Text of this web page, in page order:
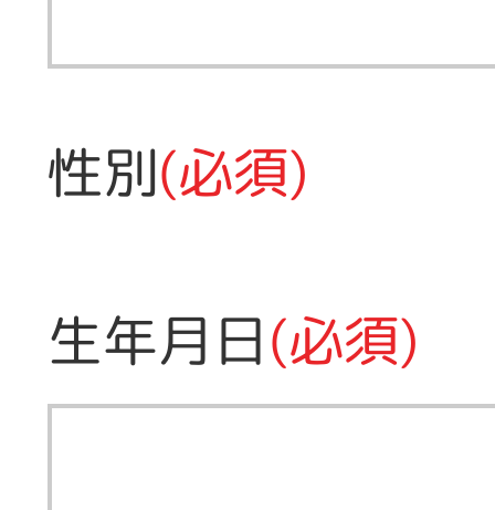
性別(必須)
生年月日(必須)